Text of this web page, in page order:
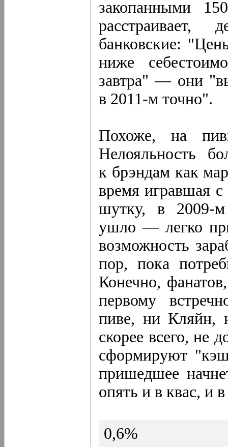
закопанными
расстраивает,
банковские:
ниже
завтра" — они
в 2011-м точно".
Похоже, на
Нелояльность
к брэндам как
время игравшая
шутку, в 2009-
ушло — легко
возможность
пор, пока
Конечно,
первому
пиве, ни Кляйн,
скорее всего, не
сформируют
пришедшее
опять и в квас, и
0,6%